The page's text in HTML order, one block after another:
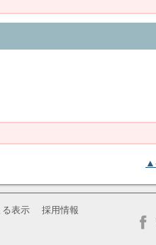
▲
表示 採用情報